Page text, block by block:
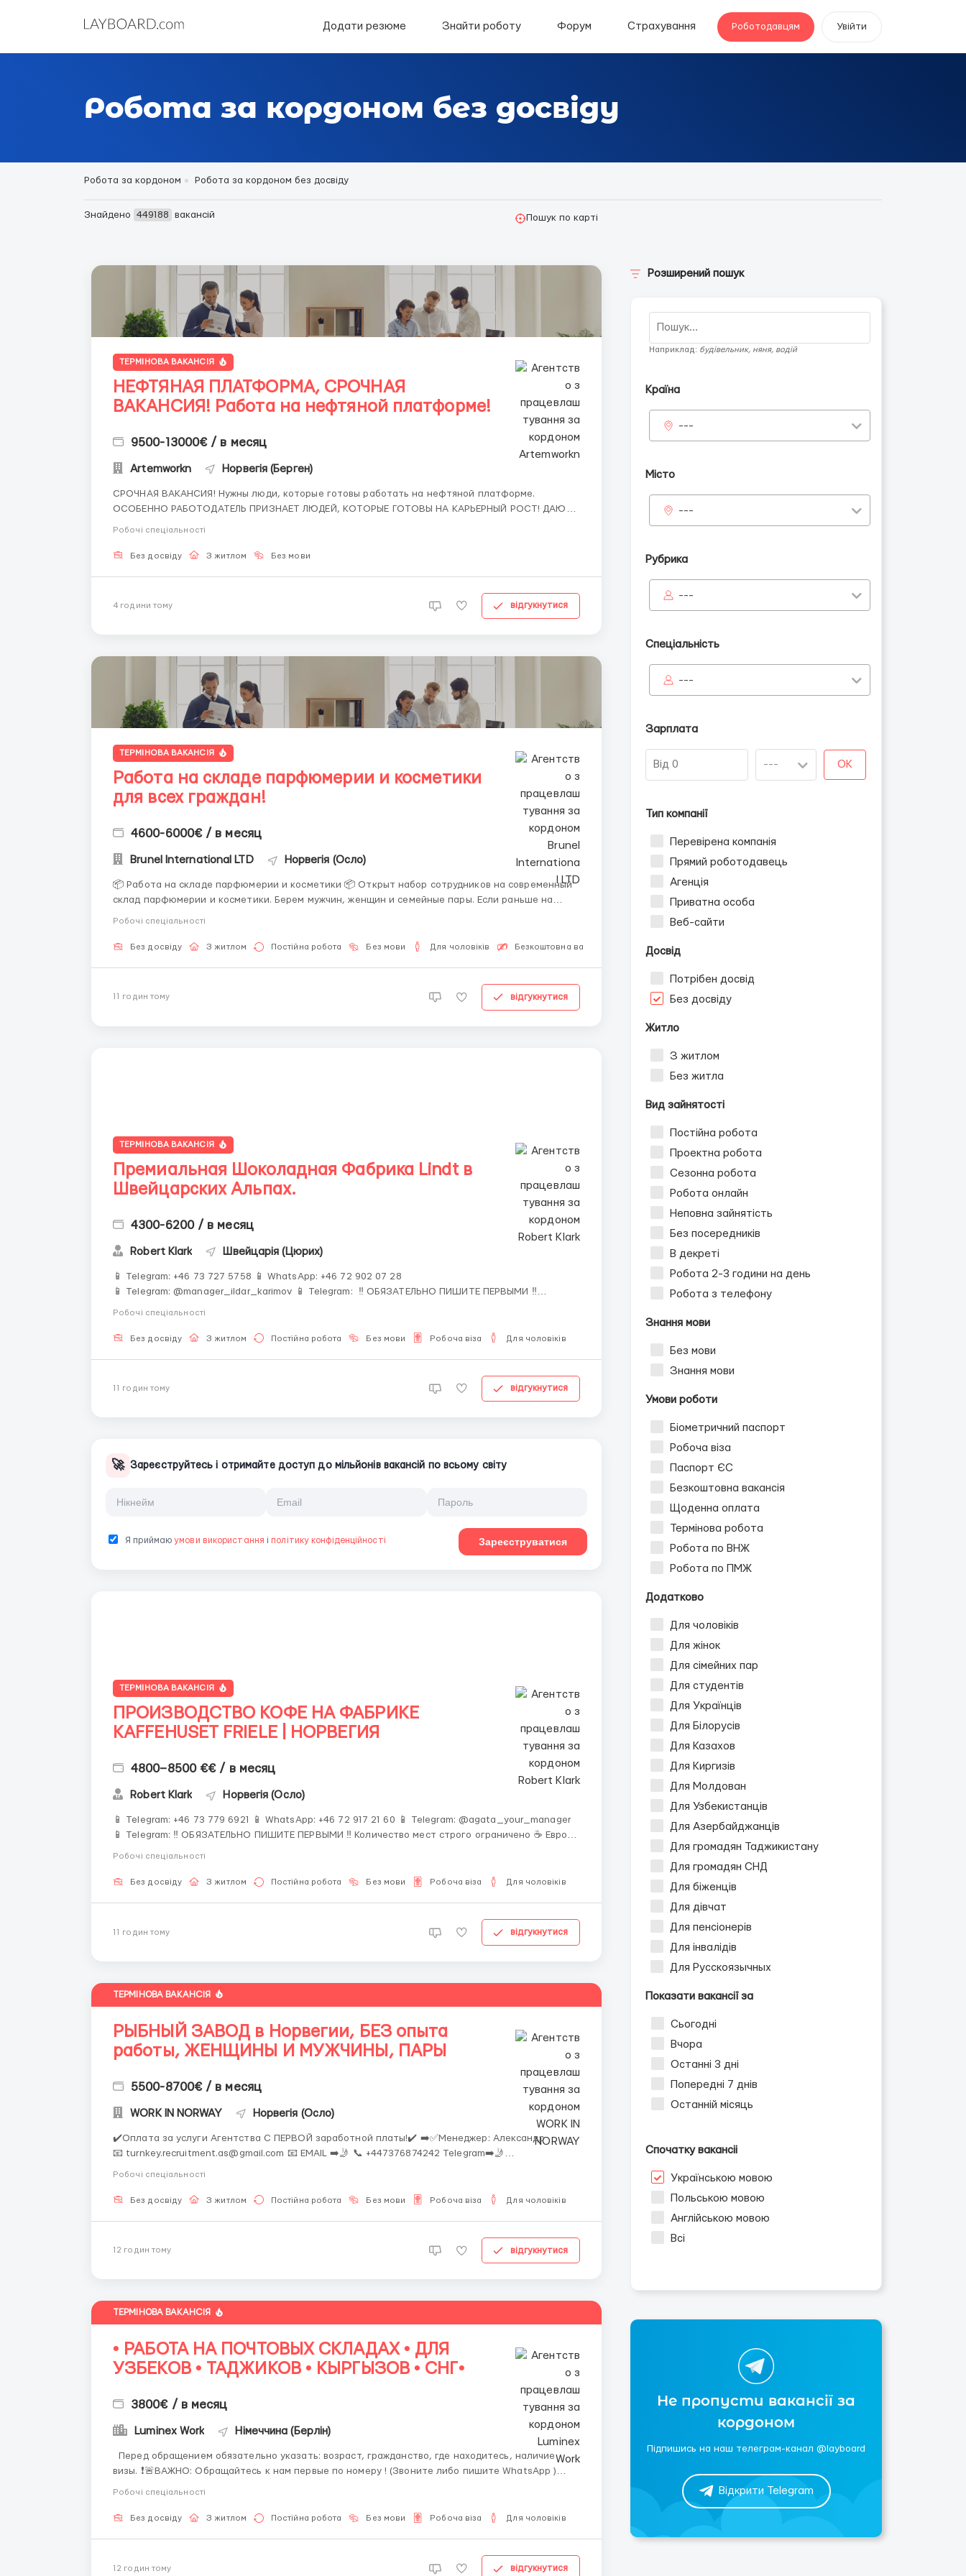
Додати резюме Знайти роботу Форум Страхування Роботодавцям Увійти
Робота за кордоном без досвіду
Робота за кордоном Робота за кордоном без досвіду
Знайдено 449188 вакансій Пошук по карті
Розширений пошук
Наприклад: будівельник, няня, водій
Країна
---
Місто
---
Рубрика
---
Спеціальність
---
Зарплата
OK
Тип компанії
Перевірена компанія
Прямий роботодавець
Агенція
Приватна особа
Веб-сайти
Досвід
Потрібен досвід
Без досвіду
Житло
З житлом
Без житла
Вид зайнятості
Постійна робота
Проектна робота
Сезонна робота
Робота онлайн
Неповна зайнятість
Без посередників
В декреті
Робота 2-3 години на день
Робота з телефону
Знання мови
Без мови
Знання мови
Умови роботи
Біометричний паспорт
Робоча віза
Паспорт ЄС
Безкоштовна вакансія
Щоденна оплата
Термінова робота
Робота по ВНЖ
Робота по ПМЖ
Додатково
Для чоловіків
Для жінок
Для сімейних пар
Для студентів
Для Українців
Для Білорусів
Для Казахов
Для Киргизів
Для Молдован
Для Узбекистанців
Для Азербайджанців
Для громадян Таджикистану
Для громадян СНД
Для біженців
Для дівчат
Для пенсіонерів
Для інвалідів
Для Русскоязычных
Показати вакансії за
Сьогодні
Вчора
Останні 3 дні
Попередні 7 днів
Останній місяць
Спочатку вакансіі
Українською мовою
Польською мовою
Англійською мовою
Всі
Не пропусти вакансії за
кордоном
Підпишись на наш телеграм-канал @layboard
Відкрити Telegram
ТЕРМІНОВА ВАКАНСІЯ
НЕФТЯНАЯ ПЛАТФОРМА, СРОЧНАЯ
ВАКАНСИЯ! Работа на нефтяной платформе!
9500-13000€ / в месяц
Artemworkn Норвегія (Берген)
СРОЧНАЯ ВАКАНСИЯ! Нужны люди, которые готовы работать на нефтяной платформе.
ОСОБЕННО РАБОТОДАТЕЛЬ ПРИЗНАЕТ ЛЮДЕЙ, КОТОРЫЕ ГОТОВЫ НА КАРЬЕРНЫЙ РОСТ! ДАЮТ
Робочі спеціальності
Без досвіду З житлом Без мови
4 години тому відгукнутися
ТЕРМІНОВА ВАКАНСІЯ
Работа на складе парфюмерии и косметики
для всех граждан!
4600-6000€ / в месяц
Brunel International LTD Норвегія (Осло)
📦 Работа на складе парфюмерии и косметики 📦 Открыт набор сотрудников на современный
склад парфюмерии и косметики. Берем мужчин, женщин и семейные пары. Если раньше на
складе не работали — ничего страшного, всему обучают уже после приезда. Работа не
Робочі спеціальності
Без досвіду З житлом Постійна робота Без мови Для чоловіків Безкоштовна вакансія
11 годин тому відгукнутися
ТЕРМІНОВА ВАКАНСІЯ
Премиальная Шоколадная Фабрика Lindt в
Швейцарских Альпах.
4300-6200 / в месяц
Robert Klark Швейцарія (Цюрих)
📱 Telegram: +46 73 727 5758 📱 WhatsApp: +46 72 902 07 28
📱 Telegram: @manager_ildar_karimov 📱 Telegram: ‼️ ОБЯЗАТЕЛЬНО ПИШИТЕ ПЕРВЫМИ ‼️
Робочі спеціальності
Без досвіду З житлом Постійна робота Без мови Робоча віза Для чоловіків
11 годин тому відгукнутися
🚀 Зареєструйтесь і отримайте доступ до мільйонів вакансій по всьому світу
Я приймаюумови використання і політику конфіденційності Зареєструватися
ТЕРМІНОВА ВАКАНСІЯ
ПРОИЗВОДСТВО КОФЕ НА ФАБРИКЕ
KAFFEHUSET FRIELE | НОРВЕГИЯ
4800–8500 €€ / в месяц
Robert Klark Норвегія (Осло)
📱 Telegram: +46 73 779 6921 📱 WhatsApp: +46 72 917 21 60 📱 Telegram: @agata_your_manager
📱 Telegram: ‼️ ОБЯЗАТЕЛЬНО ПИШИТЕ ПЕРВЫМИ ‼️ Количество мест строго ограничено ☕️ Европа
• 🏭 Современное производство • 💰 Высокие зарплаты Работа на кофе-заводе — стабильность
Робочі спеціальності
Без досвіду З житлом Постійна робота Без мови Робоча віза Для чоловіків
11 годин тому відгукнутися
ТЕРМІНОВА ВАКАНСІЯ
РЫБНЫЙ ЗАВОД в Норвегии, БЕЗ опыта
работы, ЖЕНЩИНЫ И МУЖЧИНЫ, ПАРЫ
5500-8700€ / в месяц
WORK IN NORWAY Норвегія (Осло)
✔️Оплата за услуги Агентства С ПЕРВОЙ заработной платы!✔️ ➡️✅Менеджер: Александр
📧 turnkey.recruitment.as@gmail.com 📧 EMAIL ➡️🤳 📞 +447376874242 Telegram➡️🤳
Робочі спеціальності
Без досвіду З житлом Постійна робота Без мови Робоча віза Для чоловіків
12 годин тому відгукнутися
ТЕРМІНОВА ВАКАНСІЯ
• РАБОТА НА ПОЧТОВЫХ СКЛАДАХ • ДЛЯ
УЗБЕКОВ • ТАДЖИКОВ • КЫРГЫЗОВ • СНГ•
3800€ / в месяц
Luminex Work Німеччина (Берлін)
визы. ❗️🚨ВАЖНО: Обращайтесь к нам первые по номеру ! (Звоните либо пишите WhatsApp )
☎️+44 7355•427998 ☎️ Работа на логистических и почтовых складах . График 5/8, возможны
Робочі спеціальності
Без досвіду З житлом Постійна робота Без мови Робоча віза Для чоловіків
12 годин тому відгукнутися